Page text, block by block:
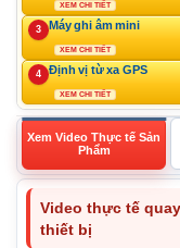
XEM CHI TIẾT
3 Máy ghi âm mini
XEM CHI TIẾT
4 Định vị từ xa GPS
XEM CHI TIẾT
Xem Video Thực tế Sản
Phẩm
Video thực tế
thiết bị